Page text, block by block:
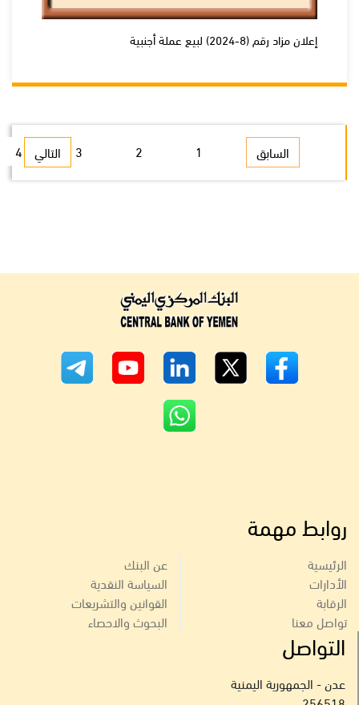
إعلان مزاد رقم (8-2024) لبيع عملة أجنبية
السابق 1
2
3
4 التالي
روابط مهمة
الرئيسية
الأدارات
الرقابة
تواصل معنا
عن البنك
السياسة النقدية
القوانين والتشريعات
البحوث والاحصاء
التواصل
عدن - الجمهورية اليمنية